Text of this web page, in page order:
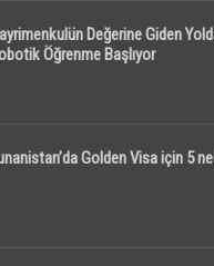
Değerine Giden
Öğrenme Başlıyor
Golden Visa için 5